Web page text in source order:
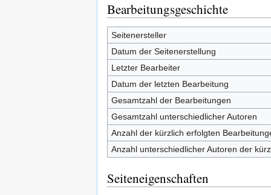
Bearbeitungsgeschichte
Seitenersteller
Datum der Seitenerstellung
Letzter Bearbeiter
Datum der letzten Bearbeitung
Gesamtzahl der Bearbeitungen
Gesamtzahl unterschiedlicher Autoren
Anzahl der kürzlich erfolgten
Anzahl unterschiedlicher Autoren der
Seiteneigenschaften